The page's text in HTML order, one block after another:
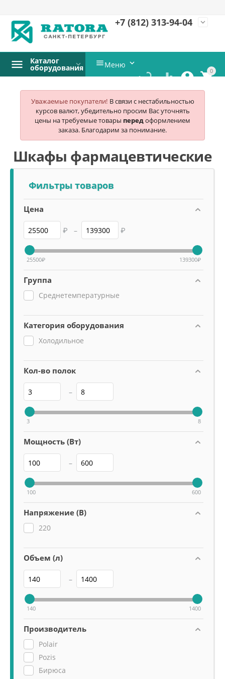
+7 (812) 313-94-04 expand_more
0


 
Каталог
оборудования Меню 
Уважаемые покупатели! В связи с нестабильностью
курсов валют, убедительно просим Вас уточнять
цены на требуемые товары передоформлением
заказа. Благодарим за понимание.
Шкафы фармацевтические
Фильтры товаров
Цена
₽ – ₽
25500₽ 139300₽
Группа
Среднетемпературные
Категория оборудования
Холодильное
Кол-во полок
–
3 8
Мощность (Вт)
–
100 600
Напряжение (В)
220
Объем (л)
–
140 1400
Производитель
Polair
Pozis
Бирюса